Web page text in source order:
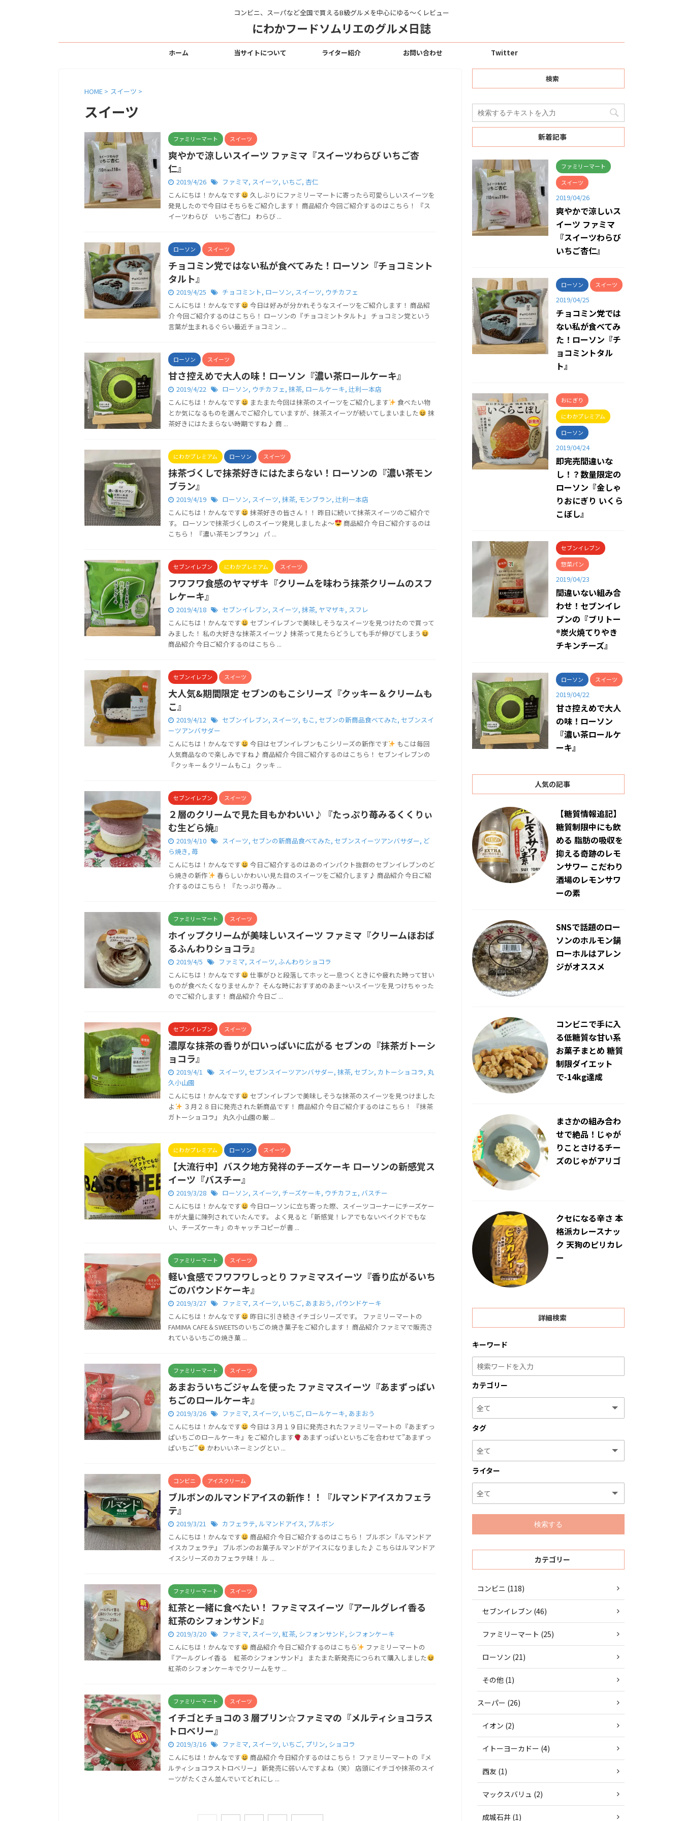
コンビニ、スーパなど全国で買えるB級グルメを中心にゆる〜くレビュー
にわかフードソムリエのグルメ日誌
ホーム 当サイトについて ライター紹介 お問い合わせ Twitter
HOME > スイーツ >
スイーツ
ファミリーマート スイーツ
爽やかで涼しいスイーツ ファミマ『スイーツわらび いちご杏
仁』
2019/4/26 ファミマ, スイーツ, いちご, 杏仁
こんにちは！かんなです
久しぶりにファミリーマートに寄ったら可愛らしいスイーツを
発見したので今日はそちらをご紹介します！ 商品紹介 今回ご紹介するのはこちら！ 『ス
イーツわらび いちご杏仁』 わらび ...
ローソン スイーツ
チョコミン党ではない私が食べてみた！ローソン『チョコミント
タルト』
2019/4/25 チョコミント, ローソン, スイーツ, ウチカフェ
こんにちは！かんなです
今日は好みが分かれそうなスイーツをご紹介します！ 商品紹
介 今回ご紹介するのはこちら！ ローソンの『チョコミントタルト』 チョコミン党という
言葉が生まれるぐらい最近チョコミン ...
ローソン スイーツ
甘さ控えめで大人の味！ローソン『濃い茶ロールケーキ』
2019/4/22 ローソン, ウチカフェ, 抹茶, ロールケーキ, 辻利一本店
こんにちは！かんなです
またまた今回は抹茶のスイーツをご紹介します
食べたい物
とか気になるものを選んでご紹介していますが、抹茶スイーツが続いてしまいました
抹
茶好きにはたまらない時期ですね♪ 商 ...
にわかプレミアム ローソン スイーツ
抹茶づくしで抹茶好きにはたまらない！ローソンの『濃い茶モン
ブラン』
2019/4/19 ローソン, スイーツ, 抹茶, モンブラン, 辻利一本店
こんにちは！かんなです
抹茶好きの皆さん！！ 昨日に続いて抹茶スイーツのご紹介で
す。 ローソンで抹茶づくしのスイーツ発見しましたよ～
商品紹介 今日ご紹介するのは
こちら！ 『濃い茶モンブラン』 パ ...
セブンイレブン にわかプレミアム スイーツ
フワフワ食感のヤマザキ『クリームを味わう抹茶クリームのスフ
レケーキ』
2019/4/18 セブンイレブン, スイーツ, 抹茶, ヤマザキ, スフレ
こんにちは！かんなです
セブンイレブンで美味しそうなスイーツを見つけたので買って
みました！ 私の大好きな抹茶スイーツ♪ 抹茶って見たらどうしても手が伸びてしまう
商品紹介 今日ご紹介するのはこちら ...
セブンイレブン スイーツ
大人気&期間限定 セブンのもこシリーズ『クッキー＆クリームも
こ』
2019/4/12 セブンイレブン, スイーツ, もこ, セブンの新商品食べてみた, セブンスイ
ーツアンバサダー
こんにちは！かんなです
今日はセブンイレブンもこシリーズの新作です
もこは毎回
人気商品なので楽しみですね♪ 商品紹介 今回ご紹介するのはこちら！ セブンイレブンの
『クッキー＆クリームもこ』 クッキ ...
セブンイレブン スイーツ
２層のクリームで見た目もかわいい♪『たっぷり苺みるくくりぃ
む生どら焼』
2019/4/10 スイーツ, セブンの新商品食べてみた, セブンスイーツアンバサダー, ど
ら焼き, 苺
こんにちは！かんなです
今日ご紹介するのはあのインパクト抜群のセブンイレブンのど
ら焼きの新作
春らしいかわいい見た目のスイーツをご紹介します♪ 商品紹介 今日ご紹
介するのはこちら！ 『たっぷり苺み ...
ファミリーマート スイーツ
ホイップクリームが美味しいスイーツ ファミマ『クリームほおば
るふんわりショコラ』
2019/4/5 ファミマ, スイーツ, ふんわりショコラ
こんにちは！かんなです
仕事がひと段落してホッと一息つくときにや疲れた時って甘い
ものが食べたくなりませんか？ そんな時におすすめのあま～いスイーツを見つけちゃった
のでご紹介します！ 商品紹介 今日ご ...
セブンイレブン スイーツ
濃厚な抹茶の香りが口いっぱいに広がる セブンの『抹茶ガトーシ
ョコラ』
2019/4/1 スイーツ, セブンスイーツアンバサダー, 抹茶, セブン, カトーショコラ, 丸
久小山園
こんにちは！かんなです
セブンイレブンで美味しそうな抹茶のスイーツを見つけました
よ
３月２８日に発売された新商品です！ 商品紹介 今日ご紹介するのはこちら！ 『抹茶
ガトーショコラ』 丸久小山園の厳 ...
にわかプレミアム ローソン スイーツ
【大流行中】バスク地方発祥のチーズケーキ ローソンの新感覚ス
イーツ『バスチー』
2019/3/28 ローソン, スイーツ, チーズケーキ, ウチカフェ, バスチー
こんにちは！かんなです
今日ローソンに立ち寄った際、スイーツコーナーにチーズケー
キが大量に陳列されていたんです。 よく見ると「新感覚！レアでもないベイクドでもな
い、チーズケーキ」のキャッチコピーが書 ...
ファミリーマート スイーツ
軽い食感でフワフワしっとり ファミマスイーツ『香り広がるいち
ごのパウンドケーキ』
2019/3/27 ファミマ, スイーツ, いちご, あまおう , パウンドケーキ
こんにちは！かんなです
昨日に引き続きイチゴシリーズです。 ファミリーマートの
FAMIMA CAFE＆SWEETSのいちごの焼き菓子をご紹介します！ 商品紹介 ファミマで販売さ
れているいちごの焼き菓 ...
ファミリーマート スイーツ
あまおういちごジャムを使った ファミマスイーツ『あまずっぱい
ちごのロールケーキ』
2019/3/26 ファミマ, スイーツ, いちご, ロールケーキ, あまおう
こんにちは！かんなです
今日は３月１９日に発売されたファミリーマートの『あまずっ
ぱいちごのロールケーキ』をご紹介します
あまずっぱいといちごを合わせて”あまずっ
ぱいちご”
かわいいネーミングとい ...
コンビニ アイスクリーム
ブルボンのルマンドアイスの新作！！『ルマンドアイスカフェラ
テ』
2019/3/21 カフェラテ, ルマンドアイス, ブルボン
こんにちは！かんなです
商品紹介 今日ご紹介するのはこちら！ ブルボン『ルマンドア
イスカフェラテ』 ブルボンのお菓子ルマンドがアイスになりました♪ こちらはルマンドア
イスシリーズのカフェラテ味！ ル ...
ファミリーマート スイーツ
紅茶と一緒に食べたい！ ファミマスイーツ『アールグレイ香る
紅茶のシフォンサンド』
2019/3/20 ファミマ, スイーツ, 紅茶, シフォンサンド, シフォンケーキ
こんにちは！かんなです
商品紹介 今日ご紹介するのはこちら
ファミリーマートの
『アールグレイ香る 紅茶のシフォンサンド』 またまた新発売につられて購入しました
紅茶のシフォンケーキでクリームをサ ...
ファミリーマート スイーツ
イチゴとチョコの３層プリン☆ファミマの『メルティショコラス
トロベリー』
2019/3/16 ファミマ, スイーツ, いちご, プリン, ショコラ
こんにちは！かんなです
商品紹介 今日紹介するのはこちら！ ファミリーマートの『メ
ルティショコラストロベリー』 新発売に弱いんですよね（笑） 店頭にイチゴや抹茶のスイ
ーツがたくさん並んでいてどれにし ...
検索
新着記事
ファミリーマート
スイーツ
2019/04/26
爽やかで涼しいス
イーツ ファミマ
『スイーツわらび
いちご杏仁』
ローソン スイーツ
2019/04/25
チョコミン党では
ない私が食べてみ
た！ローソン『チ
ョコミントタル
ト』
おにぎり
にわかプレミアム
ローソン
2019/04/24
即完売間違いな
し！？数量限定の
ローソン『金しゃ
りおにぎり いくら
こぼし』
セブンイレブン
惣菜パン
2019/04/23
間違いない組み合
わせ！セブンイレ
ブンの『ブリトー
®炭火焼てりやき
チキンチーズ』
ローソン スイーツ
2019/04/22
甘さ控えめで大人
の味！ローソン
『濃い茶ロールケ
ーキ』
人気の記事
【糖質情報追記】
糖質制限中にも飲
める 脂肪の吸収を
抑える奇跡のレモ
ンサワー こだわり
酒場のレモンサワ
ーの素
SNSで話題のロー
ソンのホルモン鍋
ローホルはアレン
ジがオススメ
コンビニで手に入
る低糖質な甘い系
お菓子まとめ 糖質
制限ダイエット
で-14kg達成
まさかの組み合わ
せで絶品！じゃが
りことさけるチー
ズのじゃがアリゴ
クセになる辛さ 本
格派カレースナッ
ク 天狗のピリカレ
ー
詳細検索
キーワード
カテゴリー
タグ
ライター
カテゴリー
コンビニ (118)
セブンイレブン (46)
ファミリーマート (25)
ローソン (21)
その他 (1)
スーパー (26)
イオン (2)
イトーヨーカドー (4)
西友 (1)
マックスバリュ (2)
成城石井 (1)